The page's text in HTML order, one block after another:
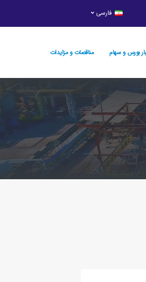
فارسی
بورس و سهام مناقصات و مزایدات